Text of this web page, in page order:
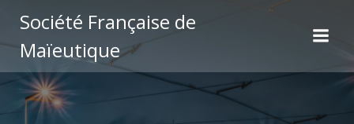
au
Société Française de
Maïeutique